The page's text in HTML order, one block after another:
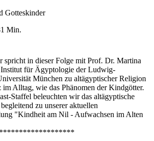
Gotteskinder
Min.
spricht in dieser Folge mit Prof. Dr. Martina
für Ägyptologie der Ludwig-
München zu altägyptischer Religion
im Alltag, wie das Phänomen der Kindgötter.
Staffel beleuchten wir das altägyptische
zu unserer aktuellen
"Kindheit am Nil - Aufwachsen im Alten